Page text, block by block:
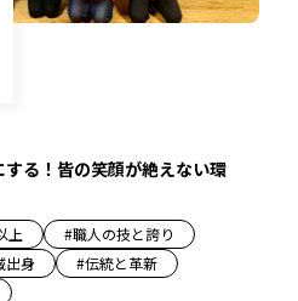
る！皆の笑顔が絶えない環
上 #職人の技と誇り
出身 #伝統と革新